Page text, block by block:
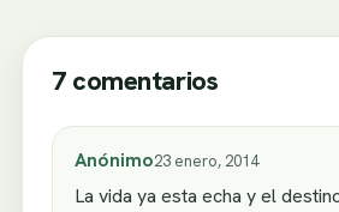
7 comentarios
Anónimo23 enero, 2014
La vida ya esta echa y el